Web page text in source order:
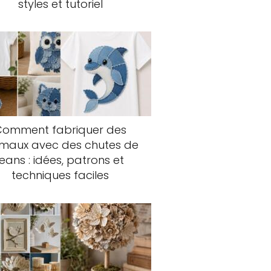
styles et tutoriel
fabriquer des
avec des chutes de
: idées, patrons et
techniques faciles